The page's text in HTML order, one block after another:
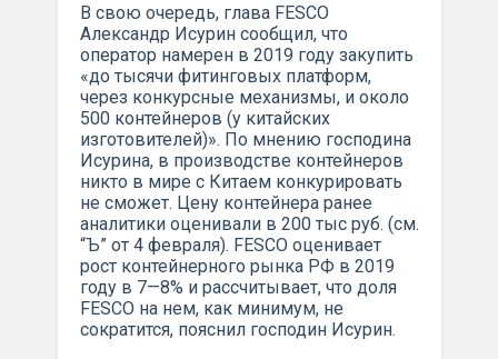
В свою очередь, глава FESCO
Александр Исурин сообщил, что
оператор намерен в 2019 году закупить
«до тысячи фитинговых платформ,
через конкурсные механизмы, и около
500 контейнеров (у китайских
изготовителей)». По мнению господина
Исурина, в производстве контейнеров
никто в мире с Китаем конкурировать
не сможет. Цену контейнера ранее
аналитики оценивали в 200 тыс руб. (см.
“Ъ” от 4 февраля). FESCO оценивает
рост контейнерного рынка РФ в 2019
году в 7—8% и рассчитывает, что доля
FESCO на нем, как минимум, не
сократится, пояснил господин Исурин.